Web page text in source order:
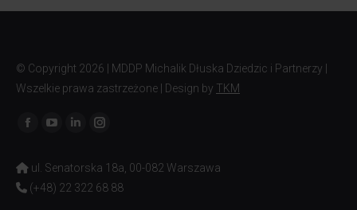
© Copyright 2026 | MDDP Michalik Dłuska Dziedzic i Partnerzy |
Wszelkie prawa zastrzeżone | Design by TKM
Znajdź nas na:
ul. Senatorska 18a, 00-082 Warszawa
(+48) 22 322 68 88